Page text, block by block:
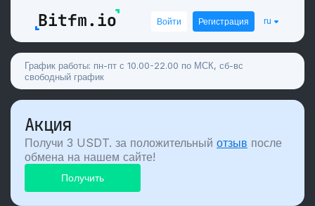
Войти Регистрация ru
График работы: пн-пт с 10.00-22.00 по МСК, сб-вс
свободный график
Акция
Получи 3 USDT. за положительный отзыв после
обмена на нашем сайте!